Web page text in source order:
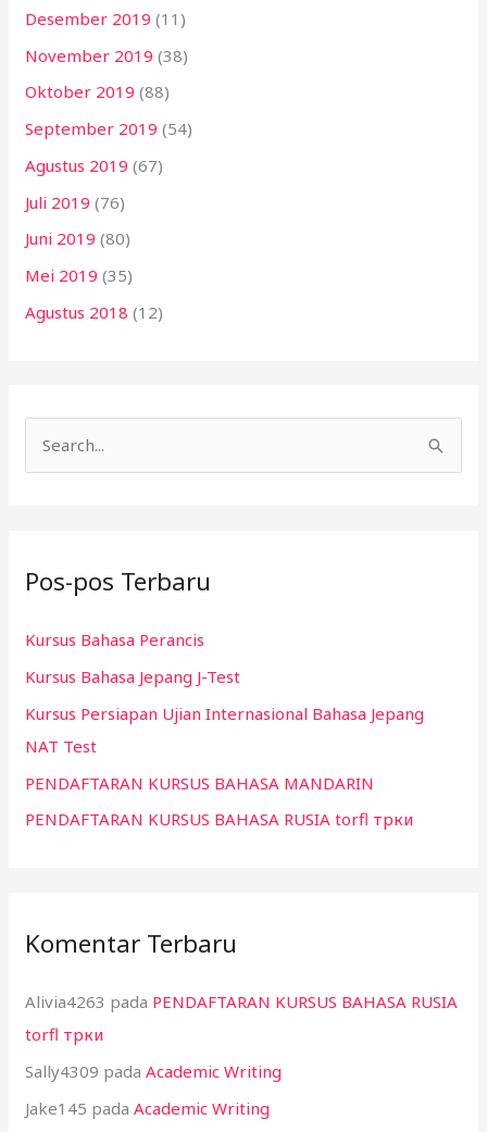
Desember 2019 (11)
November 2019 (38)
Oktober 2019 (88)
September 2019 (54)
Agustus 2019 (67)
Juli 2019 (76)
Juni 2019 (80)
Mei 2019 (35)
Agustus 2018 (12)
u
t
u
k
:
Pos-pos Terbaru
Kursus Bahasa Perancis
Kursus Bahasa Jepang J-Test
Kursus Persiapan Ujian Internasional Bahasa Jepang
NAT Test
PENDAFTARAN KURSUS BAHASA MANDARIN
PENDAFTARAN KURSUS BAHASA RUSIA torfl трки
Komentar Terbaru
Alivia4263 pada PENDAFTARAN KURSUS BAHASA RUSIA
torfl трки
Sally4309 padaAcademic Writing
Jake145 padaAcademic Writing